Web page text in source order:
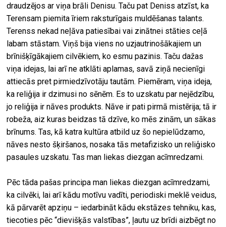
draudzējos ar viņa brāli Denisu. Taču pat Deniss atzīst, ka
Terensam piemita īriem raksturīgais muldēšanas talants.
Terenss nekad neļāva patiesībai vai zinātnei stāties ceļā
labam stāstam. Viņš bija viens no uzjautrinošākajiem un
brīnišķīgākajiem cilvēkiem, ko esmu pazinis. Taču dažas
viņa idejas, lai arī ne atklāti aplamas, savā ziņā necienīgi
attiecās pret pirmiedzīvotāju tautām. Piemēram, viņa ideja,
ka reliģija ir dzimusi no sēnēm. Es to uzskatu par nejēdzību,
jo reliģija ir nāves produkts. Nāve ir pati pirmā mistērija; tā ir
robeža, aiz kuras beidzas tā dzīve, ko mēs zinām, un sākas
brīnums. Tas, kā katra kultūra atbild uz šo nepielūdzamo,
nāves nesto šķiršanos, nosaka tās metafizisko un reliģisko
pasaules uzskatu. Tas man liekas diezgan acīmredzami.
Pēc tāda pašas principa man liekas diezgan acīmredzami,
ka cilvēki, lai arī kādu motīvu vadīti, periodiski meklē veidus,
kā pārvarēt apziņu – iedarbināt kādu ekstāzes tehniku, kas,
tiecoties pēc “dievišķās valstības”, ļautu uz brīdi aizbēgt no